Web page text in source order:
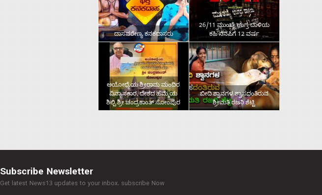
ದಾಸವರೇಣ್ಯ ಕನಕದಾಸರು
26/11 ಮುಂಬೈ ಉಗ್ರ ದಾಳಿಯ
ಕಹಿ ನೆನಪಿಗೆ 12 ವರ್ಷ
ಅಯೋಧ್ಯೆಯ ಶ್ರೀರಾಮ ಮಂದಿರ
ವಿನ್ಯಾಸಕಾರ, ದೇಶದ ಹೆಮ್ಮೆಯ
ಶಿಲ್ಪಿ ಶ್ರೀ ಚಂದ್ರಕಾಂತ್‌ ಸೋಂಪುರ
ಬೀದಿ ಶ್ವಾನಗಳ ಶ್ವಾಸದಂತಿರುವ
ಶ್ರೀಮತಿ ರಜನಿ ಶೆಟ್ಟಿ
Subscribe Newsletter
Get latest News13 updates to your inbox. subscribe Now